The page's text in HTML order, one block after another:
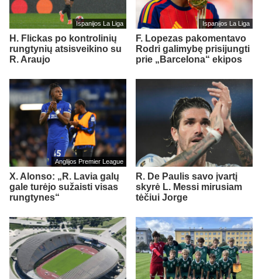
Ispanijos La Liga
H. Flickas po kontrolinių
rungtynių atsisveikino su
R. Araujo
Ispanijos La Liga
F. Lopezas pakomentavo
Rodri galimybę prisijungti
prie „Barcelona“ ekipos
Anglijos Premier League
X. Alonso: „R. Lavia galų
gale turėjo sužaisti visas
rungtynes“
R. De Paulis savo įvartį
skyrė L. Messi mirusiam
tėčiui Jorge